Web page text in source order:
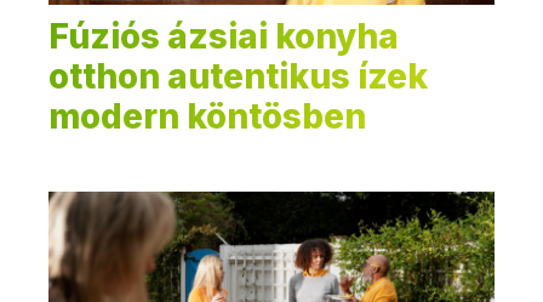
Fúziós ázsiai konyha
otthon autentikus ízek
modern köntösben